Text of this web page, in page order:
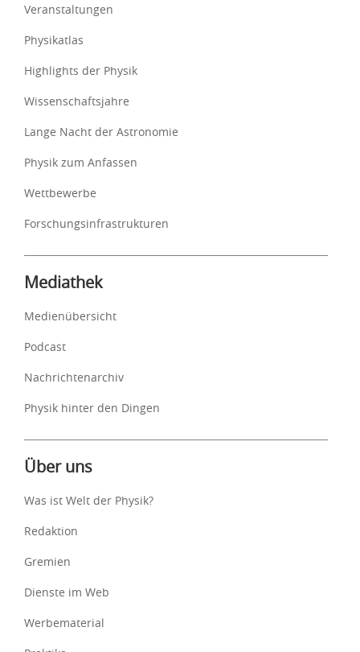
Veranstaltungen
Physikatlas
Highlights der Physik
Wissenschaftsjahre
Lange Nacht der Astronomie
Physik zum Anfassen
Wettbewerbe
Forschungsinfrastrukturen
Mediathek
Medienübersicht
Podcast
Nachrichtenarchiv
Physik hinter den Dingen
Über uns
Was ist Welt der Physik?
Redaktion
Gremien
Dienste im Web
Werbematerial